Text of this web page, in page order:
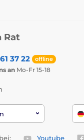
Rat
37 22 offline
an Mo-Fr 15-18
Youtube